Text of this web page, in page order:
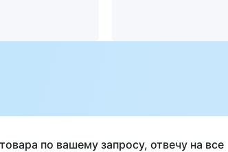
по вашему запросу, отвечу на все